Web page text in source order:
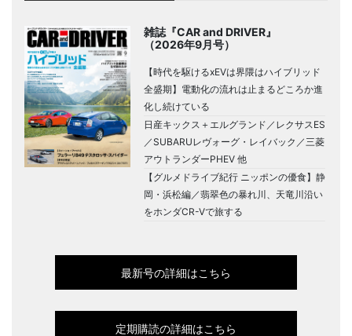
雑誌『CAR and DRIVER』
（2026年9月号）
【時代を駆けるxEVは界隈はハイブリッド
全盛期】電動化の流れは止まるどころか進
化し続けている
日産キックス＋エルグランド／レクサスES
／SUBARUレヴォーグ・レイバック／三菱
アウトランダーPHEV 他
【グルメドライブ紀行 ニッポンの優食】静
岡・浜松編／翡翠色の暴れ川、天竜川沿い
をホンダCR-Vで旅する
最新号の詳細はこちら
定期購読の詳細はこちら